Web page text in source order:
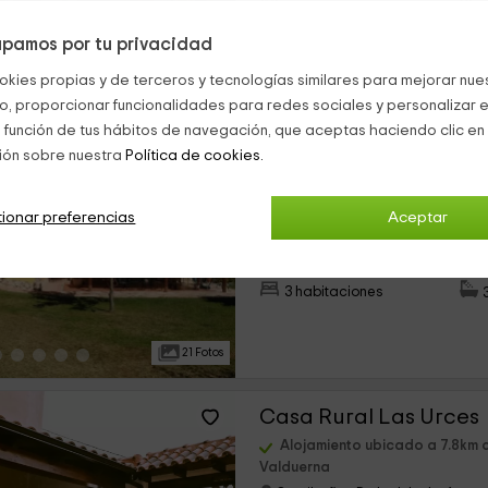
por tu privacidad
propias y de terceros y tecnologías similares para mejorar
proporcionar funcionalidades para redes sociales y personalizar
de tus hábitos de navegación, que aceptas haciendo clic
sobre nuestra Política de cookies.
Aceptar
preferencias
21 Fotos
Molino el Capricho
Palacios De La Valduerna, León
0 opiniones
3 habitaciones
Casa Rural Las Urces
Alojamiento ubicado a 7.8km
Valduerna